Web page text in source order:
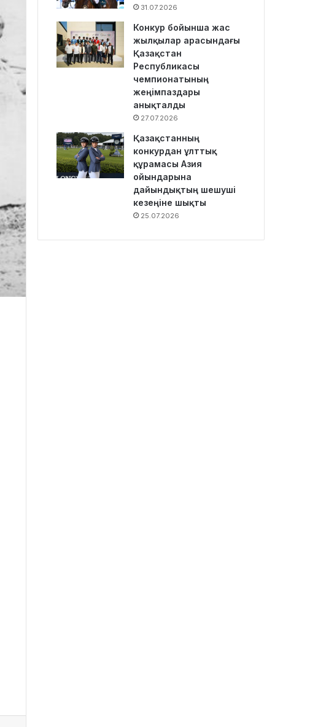
31.07.2026
Конкур бойынша жас
жылқылар арасындағы
Қазақстан
Республикасы
чемпионатының
жеңімпаздары
анықталды
27.07.2026
Қазақстанның
конкурдан ұлттық
құрамасы Азия
ойындарына
дайындықтың шешуші
кезеңіне шықты
25.07.2026